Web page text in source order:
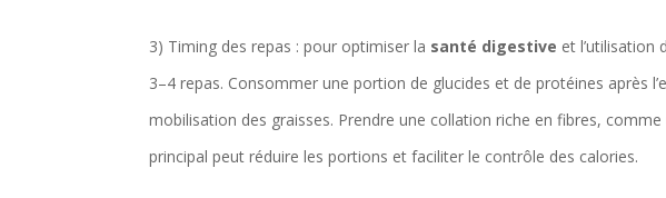
3) Timing des repas : pour optimiser la santé digestive et l’utilisation
3–4 repas. Consommer une portion de glucides et de protéines après
mobilisation des graisses. Prendre une collation riche en fibres, comme
principal peut réduire les portions et faciliter le contrôle des calories.